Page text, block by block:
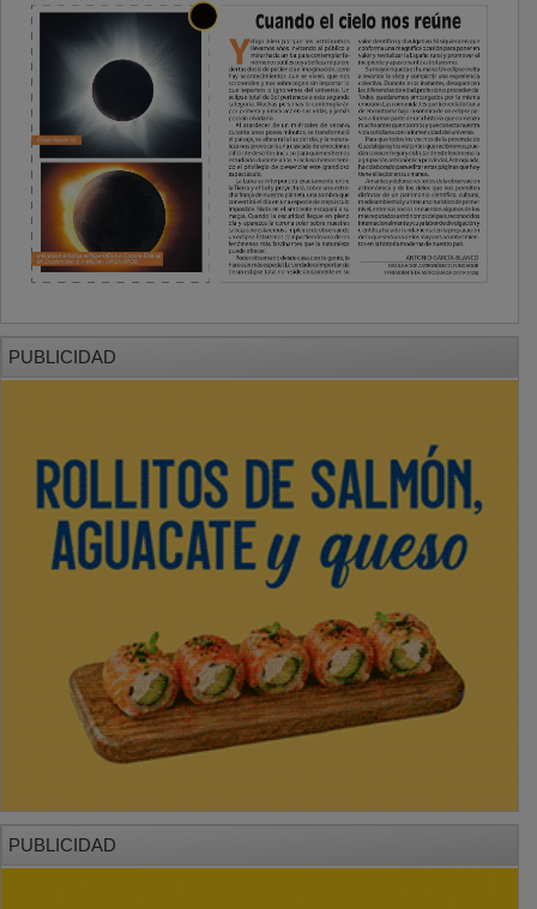
PUBLICIDAD
PUBLICIDAD